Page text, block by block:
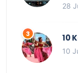
28
10
10